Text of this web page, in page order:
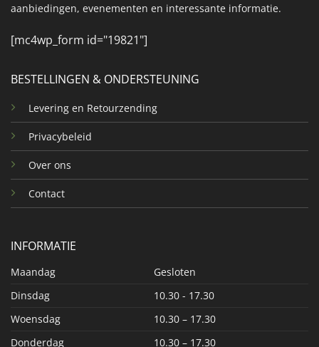
BESTELLINGEN & ONDERSTEUNING
Levering en Retourzending
Privacybeleid
Over ons
Contact
INFORMATIE
Maandag
Gesloten
Dinsdag
10.30 - 17.30
Woensdag
10.30 – 17.30
Donderdag
10.30 – 17.30
aanbiedingen, evenementen en interessante informatie.
[mc4wp_form id="19821"]